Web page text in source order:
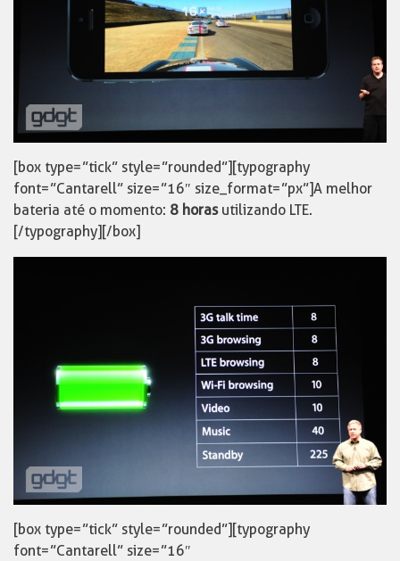
[box type=”tick” style=”rounded”][typography
font=”Cantarell” size=”16″ size_format=”px”]A melhor
bateria até o momento: 8 horasutilizando LTE.
[/typography][/box]
[box type=”tick” style=”rounded”][typography
font=”Cantarell” size=”16″